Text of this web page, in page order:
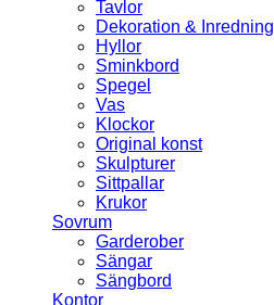
Tavlor
Dekoration & Inredning
Hyllor
Sminkbord
Spegel
Vas
Klockor
Original konst
Skulpturer
Sittpallar
Krukor
Sovrum
Garderober
Sängar
Sängbord
Kontor